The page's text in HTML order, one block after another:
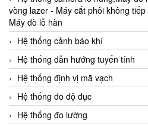
vòng lazer - Máy cắt phôi không
Máy dò lỗ hàn
Hệ thống cảnh báo khí
Hệ thống dẫn hướng tuyến tính
Hệ thống định vị mã vạch
Hệ thống đo độ đục
Hệ thống đo lường